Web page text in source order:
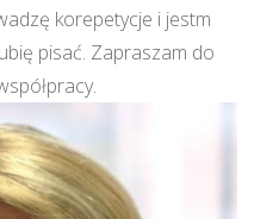
korepetycje i jestm
pisać. Zapraszam do